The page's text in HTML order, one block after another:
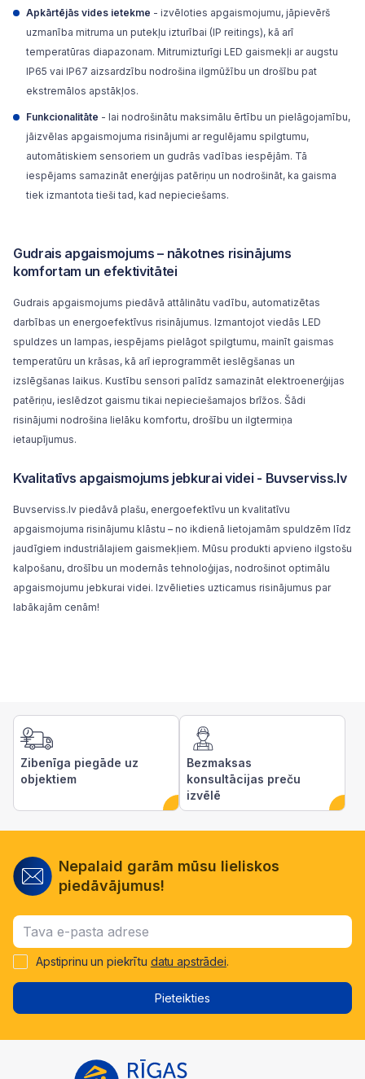
Apkārtējās vides ietekme - izvēloties apgaismojumu, jāpievērš
uzmanība mitruma un putekļu izturībai (IP reitings), kā arī
temperatūras diapazonam. Mitrumizturīgi LED gaismekļi ar augstu
IP65 vai IP67 aizsardzību nodrošina ilgmūžību un drošību pat
ekstremālos apstākļos.
Funkcionalitāte - lai nodrošinātu maksimālu ērtību un pielāgojamību,
jāizvēlas apgaismojuma risinājumi ar regulējamu spilgtumu,
automātiskiem sensoriem un gudrās vadības iespējām. Tā
iespējams samazināt enerģijas patēriņu un nodrošināt, ka gaisma
tiek izmantota tieši tad, kad nepieciešams.
Gudrais apgaismojums – nākotnes risinājums
komfortam un efektivitātei
Gudrais apgaismojums piedāvā attālinātu vadību, automatizētas
darbības un energoefektīvus risinājumus. Izmantojot viedās LED
spuldzes un lampas, iespējams pielāgot spilgtumu, mainīt gaismas
temperatūru un krāsas, kā arī ieprogrammēt ieslēgšanas un
izslēgšanas laikus. Kustību sensori palīdz samazināt elektroenerģijas
patēriņu, ieslēdzot gaismu tikai nepieciešamajos brīžos. Šādi
risinājumi nodrošina lielāku komfortu, drošību un ilgtermiņa
ietaupījumus.
Kvalitatīvs apgaismojums jebkurai videi - Buvserviss.lv
Buvserviss.lv piedāvā plašu, energoefektīvu un kvalitatīvu
apgaismojuma risinājumu klāstu – no ikdienā lietojamām spuldzēm līdz
jaudīgiem industriālajiem gaismekļiem. Mūsu produkti apvieno ilgstošu
kalpošanu, drošību un modernās tehnoloģijas, nodrošinot optimālu
apgaismojumu jebkurai videi. Izvēlieties uzticamus risinājumus par
labākajām cenām!
Zibenīga piegāde uz
objektiem
Bezmaksas
konsultācijas preču
izvēlē
Nepalaid garām mūsu lieliskos
piedāvājumus!
Apstiprinu un piekrītu datu apstrādei.
Pieteikties